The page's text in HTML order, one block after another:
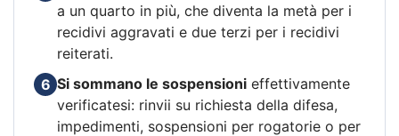
a un quarto in più, che diventa la metà per i
recidivi aggravati e due terzi per i recidivi
reiterati.
6 Si sommano le sospensioni effettivamente
verificatesi: rinvii su richiesta della difesa,
impedimenti, sospensioni per rogatorie o per